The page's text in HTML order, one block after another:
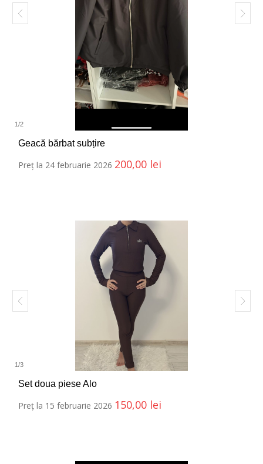
1/2
Geacă bărbat subțire
Preț la 24 februarie 2026 200,00 lei
1/3
Set doua piese Alo
Preț la 15 februarie 2026 150,00 lei